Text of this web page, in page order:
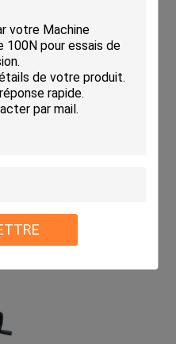
ascendante et descendante d'un